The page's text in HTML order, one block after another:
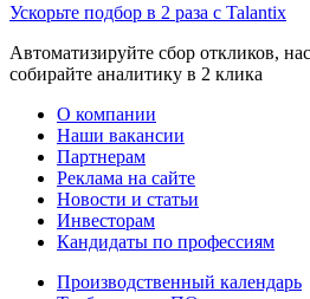
Ускорьте подбор в 2 раза с Talantix
Автоматизируйте сбор откликов,
собирайте аналитику в 2 клика
О компании
Наши вакансии
Партнерам
Реклама на сайте
Новости и статьи
Инвесторам
Кандидаты по профессиям
Производственный календарь